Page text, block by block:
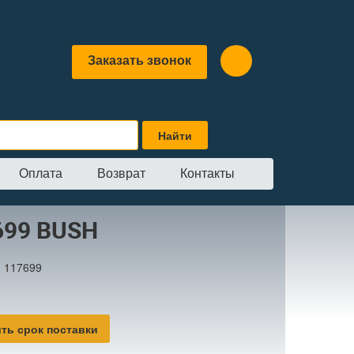
Заказать звонок
Оплата Возврат Контакты
BUSH
117699
срок поставки